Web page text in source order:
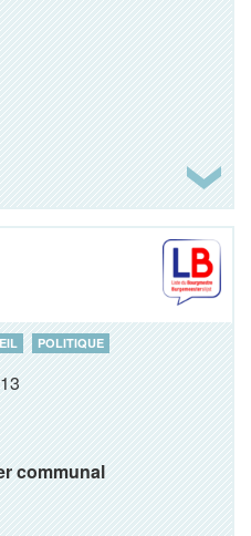
POLITIQUE
communal